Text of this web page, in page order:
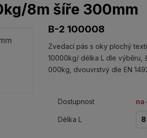
8m šíře 300mm
B-2 100008
Zvedací pás s oky plochý
10000kg/ délka L dle výběru,
000kg, dvouvrstvý dle EN
Dostupnost na
Délka L